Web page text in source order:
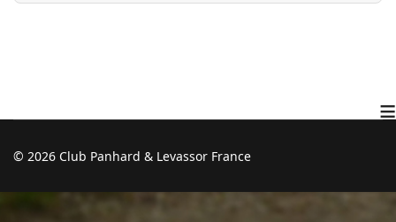
≡
© 2026 Club Panhard & Levassor France